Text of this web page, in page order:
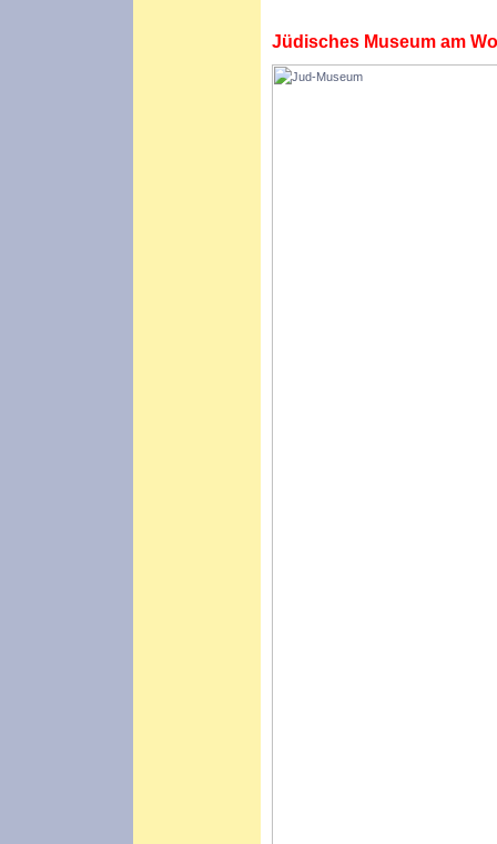
Jüdisches Museum am